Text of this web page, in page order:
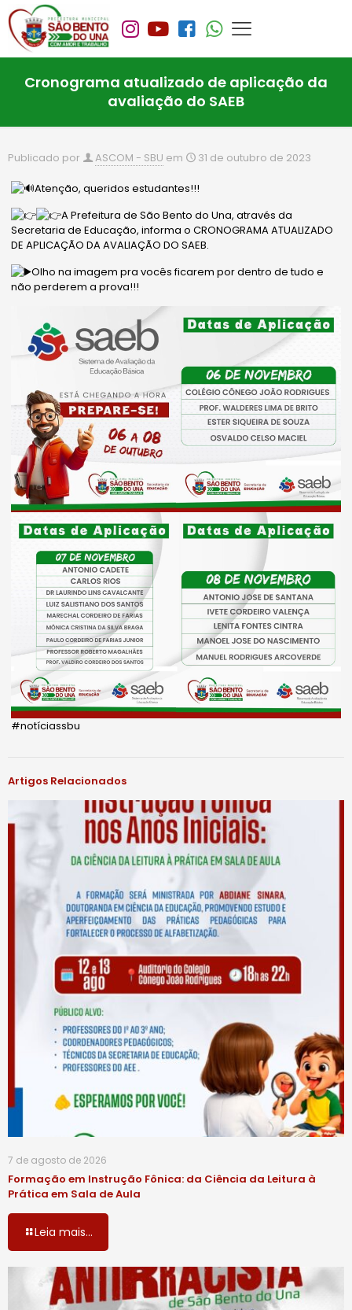
Cronograma atualizado de aplicação da
avaliação do SAEB
Publicado por ASCOM - SBU em 31 de outubro de 2023
Atenção, queridos estudantes!!!
A Prefeitura de São Bento do Una, através da
Secretaria de Educação, informa o CRONOGRAMA ATUALIZADO
DE APLICAÇÃO DA AVALIAÇÃO DO SAEB.
Olho na imagem pra vocês ficarem por dentro de tudo e
não perderem a prova!!!
#notíciassbu
Artigos Relacionados
7 de agosto de 2026
Formação em Instrução Fônica: da Ciência da Leitura à
Prática em Sala de Aula
Leia mais...